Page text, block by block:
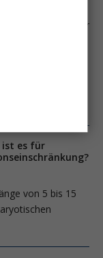
ab einer
für
akute
der
Studien
ist es für
von 5 bis 15